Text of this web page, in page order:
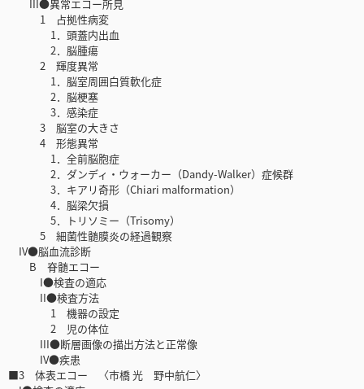
III●異常エコー所見
1 占拠性病変
1．頭蓋内出血
2．脳腫瘍
2 輝度異常
1．脳室周囲白質軟化症
2．脳梗塞
3．感染症
3 脳室の大きさ
4 形態異常
1．全前脳胞症
2．ダンディ・ウォーカー（Dandy-Walker）症候群
3．キアリ奇形（Chiari malformation）
4．脳梁欠損
5．トリソミー（Trisomy）
5 細菌性髄膜炎の経過観察
IV●脳血流診断
B 脊髄エコー
I●検査の適応
II●検査方法
1 機器の設定
2 児の体位
III●断層画像の描出方法と正常像
IV●疾患
■3 体表エコー 〈市橋 光 野中航仁〉